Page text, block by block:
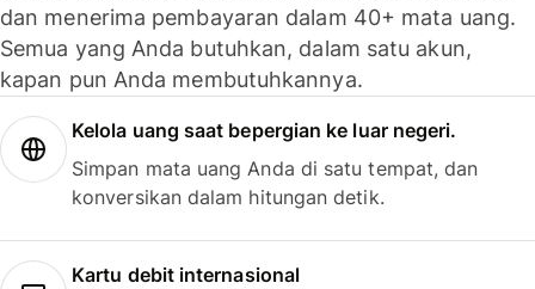
dan menerima pembayaran dalam 40+ mata uang.
Semua yang Anda butuhkan, dalam satu akun,
kapan pun Anda membutuhkannya.
Kelola uang saat bepergian ke luar negeri.
Simpan mata uang Anda di satu tempat, dan
konversikan dalam hitungan detik.
Kartu debit internasional